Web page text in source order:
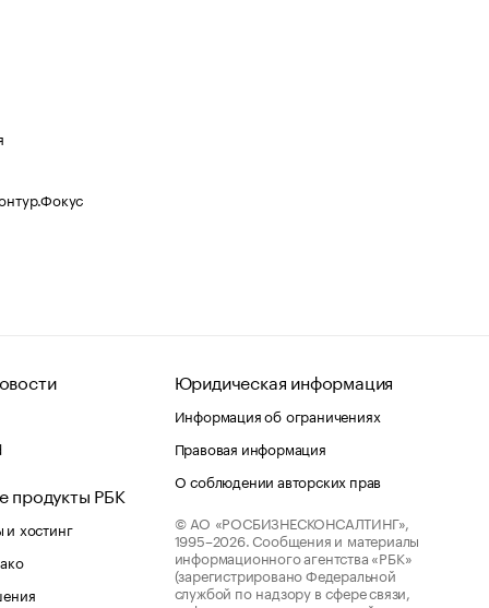
продукты РБК
хостинг
Юридическая информация
Информация об ограничениях
Правовая информация
О соблюдении авторских прав
© АО «РОСБИЗНЕСКОНСАЛТИНГ»,
1995–2026. Сообщения и материалы
информационного агентства «РБК»
(зарегистрировано Федеральной
службой по надзору в сфере связи,